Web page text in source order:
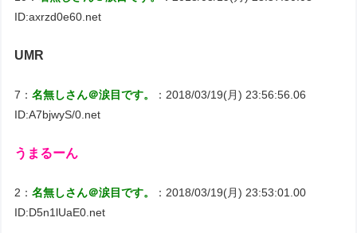
ID:axrzd0e60.net
UMR
7：名無しさん＠涙目です。
：2018/03/19(月) 23:56:56.06
ID:A7bjwyS/0.net
うまるーん
2：名無しさん＠涙目です。
：2018/03/19(月) 23:53:01.00
ID:D5n1lUaE0.net